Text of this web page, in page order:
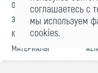
О ФОРУМЕ
ЭКСПЕРТЫ
КОНТАКТЫ
МАТЕРИАЛЫ
соглашаетесь с
мы используем
cookies.